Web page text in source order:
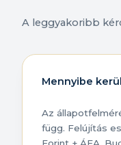
A leggyakoribb
Mennyibe
Az
függ. Felújítás